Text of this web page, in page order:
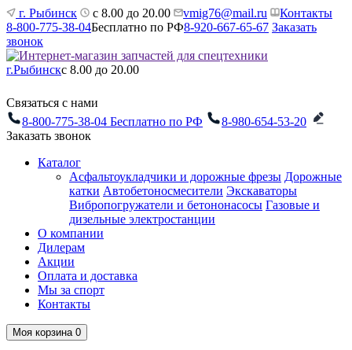
г. Рыбинск с 8.00 до 20.00 vmig76@mail.ru
Контакты
8-800-775-38-04Бесплатно по РФ8-920-667-65-67 Заказать
звонок
г.Рыбинскс 8.00 до 20.00
Связаться с нами
8-800-775-38-04 Бесплатно по РФ
8-980-654-53-20
Заказать звонок
Каталог
Асфальтоукладчики и дорожные фрезы Дорожные
катки Автобетоносмесители Экскаваторы
Вибропогружатели и бетононасосы Газовые и
дизельные электростанции
О компании
Дилерам
Акции
Оплата и доставка
Мы за спорт
Контакты
Моя корзина 0